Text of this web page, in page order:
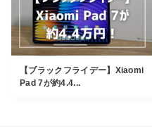
【ブラックフライデー】Xiaomi
Pad 7が約4.4...